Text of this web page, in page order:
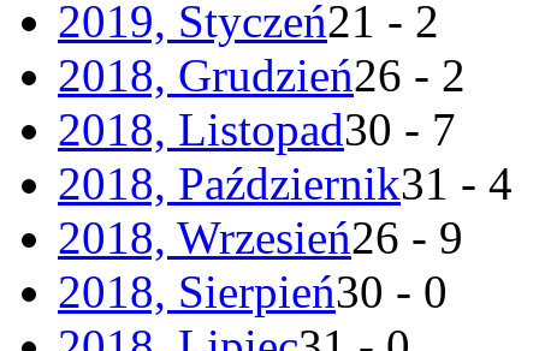
2019, Styczeń21 - 2
2018, Grudzień26 - 2
2018, Listopad30 - 7
2018, Październik31 - 4
2018, Wrzesień26 - 9
2018, Sierpień30 - 0